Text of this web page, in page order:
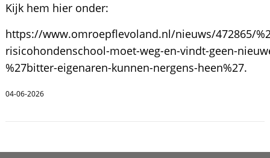
Kijk hem hier onder:
https://www.omroepflevoland.nl/nieuws/472865/
risicohondenschool-moet-weg-en-vindt-geen-
%27bitter-eigenaren-kunnen-nergens-heen%27.
04-06-2026